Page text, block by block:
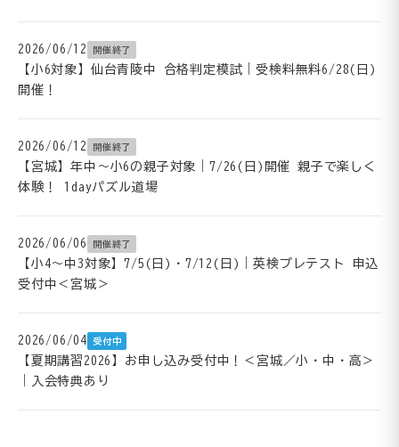
2026/06/12 開催終了
【小6対象】仙台青陵中 合格判定模試｜受検料無料6/28(日)
開催！
2026/06/12 開催終了
【宮城】年中～小6の親子対象｜7/26(日)開催 親子で楽しく
体験！ 1dayパズル道場
2026/06/06 開催終了
【小4～中3対象】7/5(日)・7/12(日)｜英検プレテスト 申込
受付中＜宮城＞
2026/06/04 受付中
【夏期講習2026】お申し込み受付中！＜宮城／小・中・高＞
｜入会特典あり